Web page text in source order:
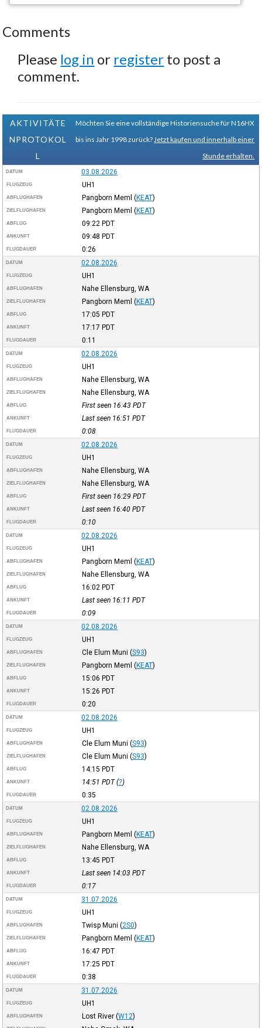
Comments
Please log in or register to post a
comment.
AKTIVITÄTE
NPROTOKOL
L
Möchten Sie eine vollständige Historiensuche für N16HX
bis ins Jahr 1998 zurück? Jetzt kaufen und innerhalb einer
Stunde erhalten.
DATUM 03.08.2026
FLUGZEUG UH1
ABFLUGHAFEN Pangborn Meml (KEAT)
ZIELFLUGHAFEN Pangborn Meml (KEAT)
ABFLUG 09:22 PDT
ANKUNFT 09:48 PDT
FLUGDAUER 0:26
DATUM 02.08.2026
FLUGZEUG UH1
ABFLUGHAFEN Nahe Ellensburg, WA
ZIELFLUGHAFEN Pangborn Meml (KEAT)
ABFLUG 17:05 PDT
ANKUNFT 17:17 PDT
FLUGDAUER 0:11
DATUM 02.08.2026
FLUGZEUG UH1
ABFLUGHAFEN Nahe Ellensburg, WA
ZIELFLUGHAFEN Nahe Ellensburg, WA
ABFLUG First seen 16:43 PDT
ANKUNFT Last seen 16:51 PDT
FLUGDAUER 0:08
DATUM 02.08.2026
FLUGZEUG UH1
ABFLUGHAFEN Nahe Ellensburg, WA
ZIELFLUGHAFEN Nahe Ellensburg, WA
ABFLUG First seen 16:29 PDT
ANKUNFT Last seen 16:40 PDT
FLUGDAUER 0:10
DATUM 02.08.2026
FLUGZEUG UH1
ABFLUGHAFEN Pangborn Meml (KEAT)
ZIELFLUGHAFEN Nahe Ellensburg, WA
ABFLUG 16:02 PDT
ANKUNFT Last seen 16:11 PDT
FLUGDAUER 0:09
DATUM 02.08.2026
FLUGZEUG UH1
ABFLUGHAFEN Cle Elum Muni (S93)
ZIELFLUGHAFEN Pangborn Meml (KEAT)
ABFLUG 15:06 PDT
ANKUNFT 15:26 PDT
FLUGDAUER 0:20
DATUM 02.08.2026
FLUGZEUG UH1
ABFLUGHAFEN Cle Elum Muni (S93)
ZIELFLUGHAFEN Cle Elum Muni (S93)
ABFLUG 14:15 PDT
ANKUNFT 14:51 PDT(?)
FLUGDAUER 0:35
DATUM 02.08.2026
FLUGZEUG UH1
ABFLUGHAFEN Pangborn Meml (KEAT)
ZIELFLUGHAFEN Nahe Ellensburg, WA
ABFLUG 13:45 PDT
ANKUNFT Last seen 14:03 PDT
FLUGDAUER 0:17
DATUM 31.07.2026
FLUGZEUG UH1
ABFLUGHAFEN Twisp Muni (2S0)
ZIELFLUGHAFEN Pangborn Meml (KEAT)
ABFLUG 16:47 PDT
ANKUNFT 17:25 PDT
FLUGDAUER 0:38
DATUM 31.07.2026
FLUGZEUG UH1
ABFLUGHAFEN Lost River (W12)